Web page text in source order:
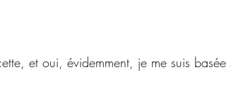
et oui, évidemment, je me suis basée